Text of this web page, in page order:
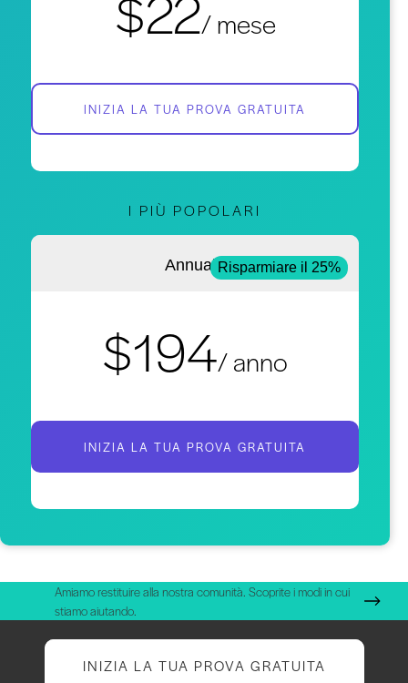
/ mese
INIZIA LA TUA PROVA GRATUITA
I PIÙ POPOLARI
AnnualeRisparmiare il 25%
$194/ anno
INIZIA LA TUA PROVA GRATUITA
Amiamo restituire alla nostra comunità. Scoprite i modi in cui
stiamo aiutando.
INIZIA LA TUA PROVA GRATUITA